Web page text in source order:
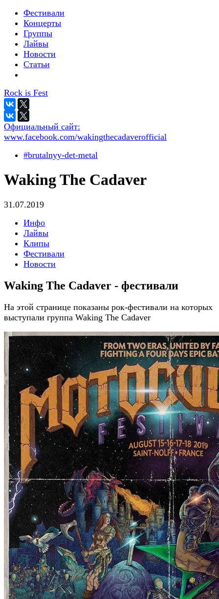
Фестивали
Концерты
Группы
Лайвы
Новости
Статьи
Rock is Fest
Официальный сайт:
www.facebook.com/wakingthecadaverofficial
#brutalnyy-det-metal
Waking The Cadaver
31.07.2019
Инфо
Лайвы
Клипы
Фестивали
Новости
Waking The Cadaver - фестивали
На этой странице показаны рок-фестивали на которых
выступали группа Waking The Cadaver